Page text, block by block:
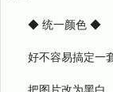
◆ 统一颜色 ◆
好不容易搞定一
把图片改为黑白